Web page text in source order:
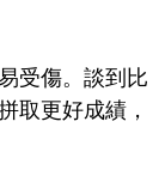
受傷。談到比
取更好成績，